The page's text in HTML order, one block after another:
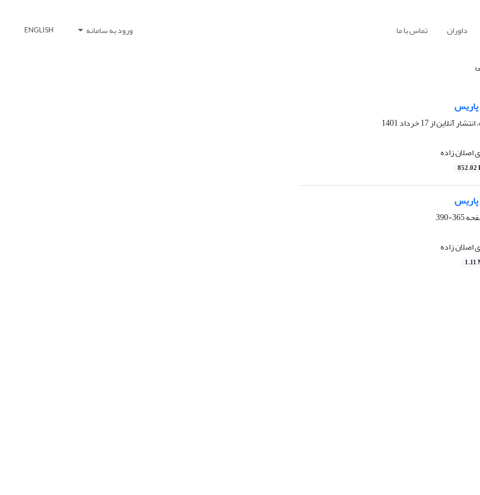
داوران تماس با ما ورود به سامانه ENGLISH
آنلاین از17 خرداد 1401
اصلان زاده
852.02
365-390
اصلان زاده
1.11